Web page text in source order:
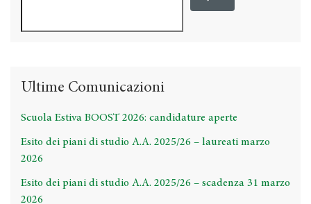
Ultime Comunicazioni
Scuola Estiva BOOST 2026: candidature aperte
Esito dei piani di studio A.A. 2025/26 – laureati marzo
2026
Esito dei piani di studio A.A. 2025/26 – scadenza 31 marzo
2026